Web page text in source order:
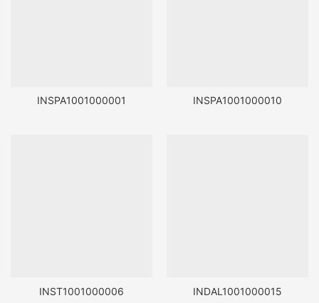
INSPA1001000001 INSPA1001000010
INST1001000006 INDAL1001000015